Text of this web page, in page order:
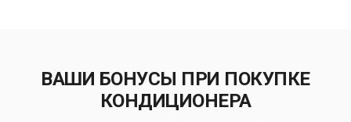
ВАШИ БОНУСЫ ПРИ ПОКУПКЕ
КОНДИЦИОНЕРА